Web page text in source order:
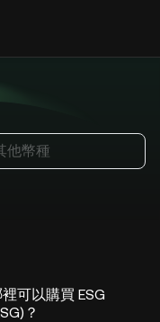
他幣種
可以購買 ESG
？